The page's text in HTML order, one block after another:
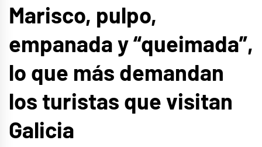
Marisco, pulpo,
empanada y “queimada”,
lo que más demandan
los turistas que visitan
Galicia